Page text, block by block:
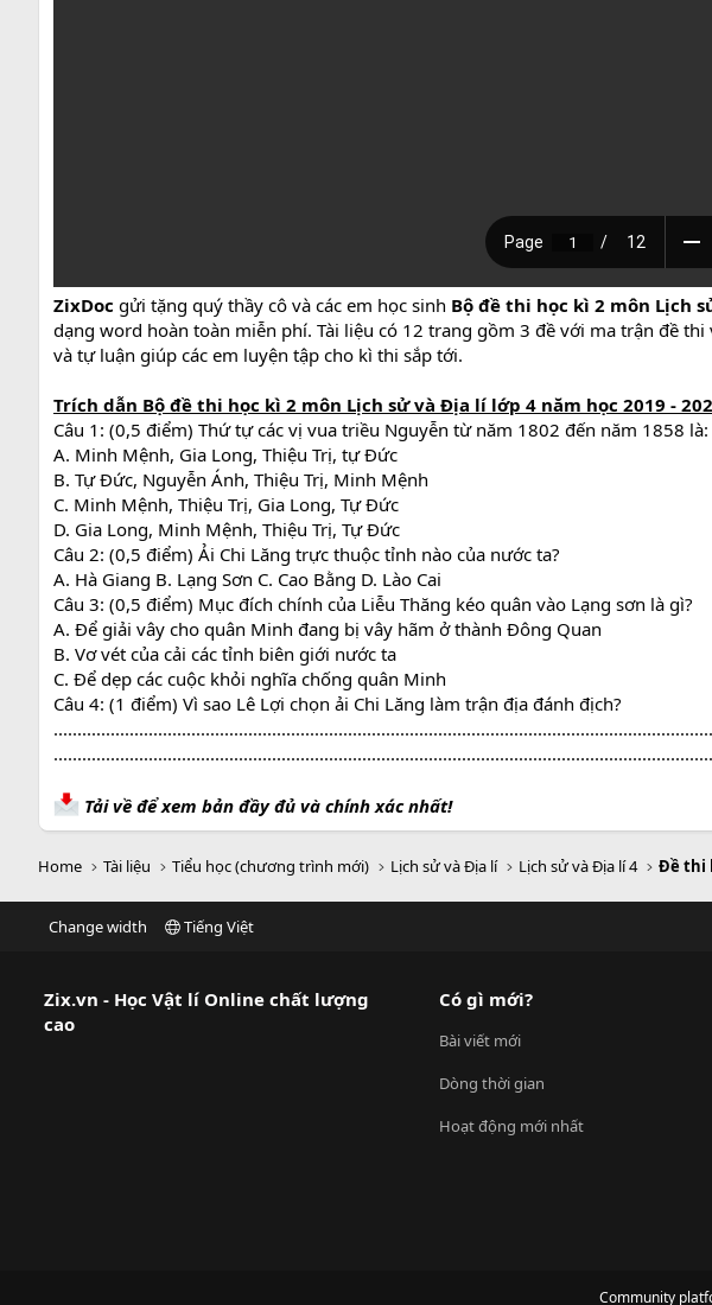
ZixDoc gửi tặng quý thầy cô và các em học sinh Bộ đề thi học kì 2 môn Lịch
dạng word hoàn toàn miễn phí. Tài liệu có 12 trang gồm 3 đề với ma trận đề
và tự luận giúp các em luyện tập cho kì thi sắp tới.
Trích dẫn Bộ đề thi học kì 2 môn Lịch sử và Địa lí lớp 4 năm học 2019 -
Câu 1: (0,5 điểm) Thứ tự các vị vua triều Nguyễn từ năm 1802 đến năm 1858 là:
A. Minh Mệnh, Gia Long, Thiệu Trị, tự Đức
B. Tự Đức, Nguyễn Ánh, Thiệu Trị, Minh Mệnh
C. Minh Mệnh, Thiệu Trị, Gia Long, Tự Đức
D. Gia Long, Minh Mệnh, Thiệu Trị, Tự Đức
Câu 2: (0,5 điểm) Ải Chi Lăng trực thuộc tỉnh nào của nước ta?
A. Hà Giang B. Lạng Sơn C. Cao Bằng D. Lào Cai
Câu 3: (0,5 điểm) Mục đích chính của Liễu Thăng kéo quân vào Lạng sơn là gì?
A. Để giải vây cho quân Minh đang bị vây hãm ở thành Đông Quan
B. Vơ vét của cải các tỉnh biên giới nước ta
C. Để dẹp các cuộc khỏi nghĩa chống quân Minh
Câu 4: (1 điểm) Vì sao Lê Lợi chọn ải Chi Lăng làm trận địa đánh địch?
Tải về để xem bản đầy đủ và chính xác nhất!
Home Tài liệu Tiểu học (chương trình mới) Lịch sử và Địa lí Lịch sử và Địa lí 4 Đề thi
Change width Tiếng Việt
Zix.vn - Học Vật lí Online chất lượng
cao
Có gì mới?
Bài viết mới
Dòng thời gian
Hoạt động mới nhất
Community